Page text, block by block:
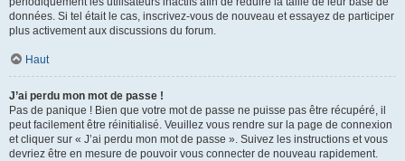
données. Si tel était le cas, inscrivez-vous de nouveau et essayez de participer
plus activement aux discussions du forum.
Haut
J’ai perdu mon mot de passe !
Pas de panique ! Bien que votre mot de passe ne puisse pas être récupéré, il
peut facilement être réinitialisé. Veuillez vous rendre sur la page de connexion
et cliquer sur « J’ai perdu mon mot de passe ». Suivez les instructions et vous
devriez être en mesure de pouvoir vous connecter de nouveau rapidement.